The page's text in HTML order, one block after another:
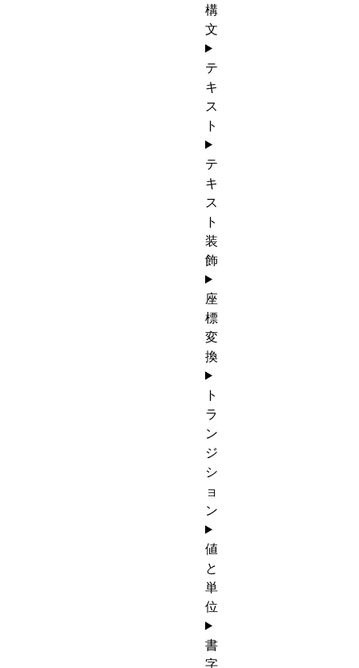
構
文
テ
キ
ス
ト
テ
キ
ス
ト
装
飾
座
標
変
換
ト
ラ
ン
ジ
シ
ョ
ン
値
と
単
位
書
字